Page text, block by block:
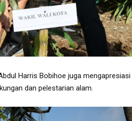
Harris Bobihoe juga mengapresiasi
dan pelestarian alam.